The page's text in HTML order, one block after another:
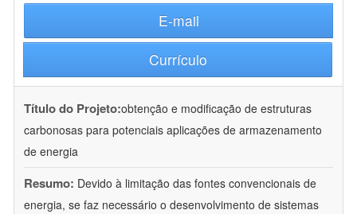
E-mail
Currículo
Título do Projeto:obtenção e modificação de estruturas
carbonosas para potenciais aplicações de armazenamento
de energia
Resumo: Devido à limitação das fontes convencionais de
energia, se faz necessário o desenvolvimento de sistemas